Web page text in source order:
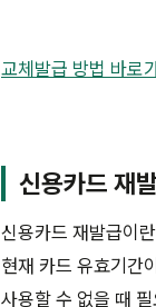
교체발급 방법 바로
신용카드 재
신용카드 재발급이
현재 카드 유효기간
사용할 수 없을 때